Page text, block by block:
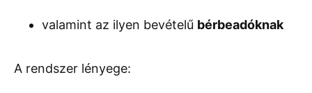
valamint az ilyen bevételű bérbeadóknak
A rendszer lényege: